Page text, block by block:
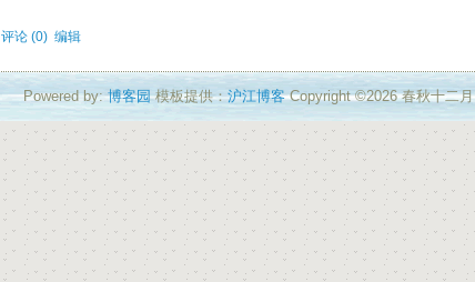
评论 (0) 编辑
Powered by:博客园模板提供：沪江博客Copyright ©2026 春秋十二月